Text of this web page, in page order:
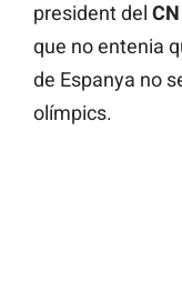
president del
que no entenia
de Espanya no
olímpics.